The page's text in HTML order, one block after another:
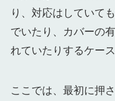
り、対応はしていて
でいたり、カバーの
れていたりするケー
ここでは、最初に押